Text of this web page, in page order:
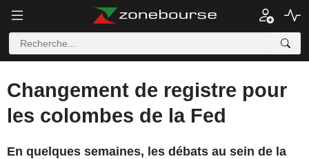
Changement de registre pour
les colombes de la Fed
En quelques semaines, les débats au sein de la